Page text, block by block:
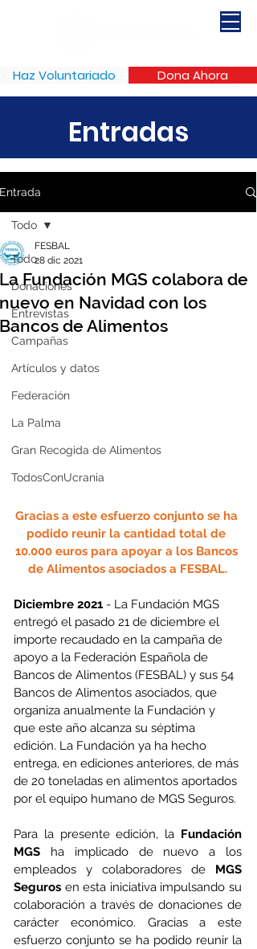
Haz Voluntariado Dona Ahora
Entradas
Entrada
Todo
Donaciones
Entrevistas
Campañas
Artículos y datos
Federación
La Palma
Gran Recogida de Alimentos
TodosConUcrania
Todo
La Fundación MGS colabora de
nuevo en Navidad con los
Bancos de Alimentos
FESBAL
28 dic 2021
Gracias a este esfuerzo conjunto se ha
podido reunir la cantidad total de
10.000 euros para apoyar a los Bancos
de Alimentos asociados a FESBAL.
Diciembre 2021 - La Fundación MGS
entregó el pasado 21 de diciembre el
importe recaudado en la campaña de
apoyo a la Federación Española de
Bancos de Alimentos (FESBAL) y sus 54
Bancos de Alimentos asociados, que
organiza anualmente la Fundación y
que este año alcanza su séptima
edición. La Fundación ya ha hecho
entrega, en ediciones anteriores, de más
de 20 toneladas en alimentos aportados
por el equipo humano de MGS Seguros.
Para la presente edición, la Fundación
MGS ha implicado de nuevo a los
empleados y colaboradores de MGS
Seguros en esta iniciativa impulsando su
colaboración a través de donaciones de
carácter económico. Gracias a este
esfuerzo conjunto se ha podido reunir la